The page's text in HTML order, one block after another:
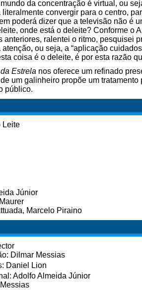
da concentração é virtual, ou
convergir para o centro,
poderá dizer que a televisão não é
onde está o deleite? Conforme o
anteriores, ralentei o ritmo, pesquisei
atenção, ou seja, a “aplicação
coisa é o deleite, é por esta razão
Estrela nos oferece um refinado
um galinheiro propõe um
público.
Leite
Júnior
Marcelo Piraino
Dilmar Messias
Daniel Lion
Adolfo Almeida Júnior